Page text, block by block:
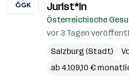
Jurist*in
Österreichische
vor 3 Tagen
Salzburg (Stadt)
ab 4.109,10 €